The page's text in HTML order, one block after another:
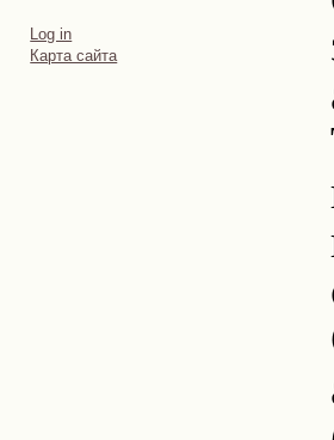
Personal
tools
Log in
Карта сайта